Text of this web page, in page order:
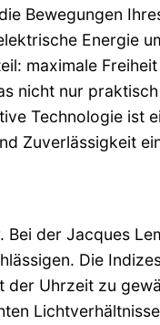
Bewegungen
Energie
maximale
nicht nur
Technologie ist
Zuverlässigkeit
der Jacques
Die
Uhrzeit zu